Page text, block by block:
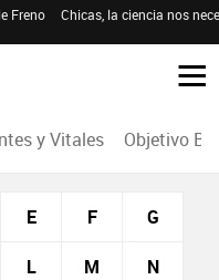
Freno Chicas, la ciencia nos
y Vitales Objetivo
E F G
L M N